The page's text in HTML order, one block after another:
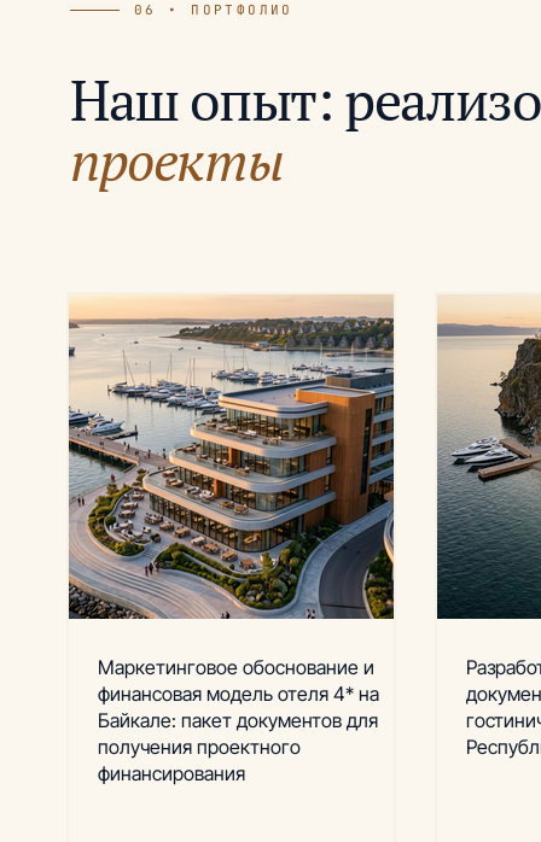
06 • ПОРТФОЛИО
Наш опыт:
проекты
Маркетинговое обоснование и
финансовая модель отеля 4* на
Байкале: пакет документов для
получения проектного
финансирования